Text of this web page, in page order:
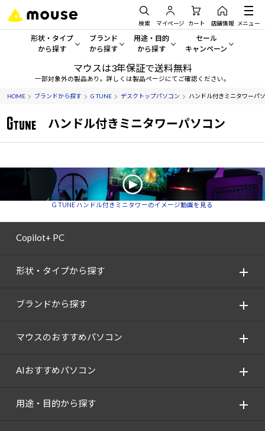
検索 マイページ カート 店舗情報 メニュー
形状・タイプ
から探す
形状・タイプから探す をすべてみる
デスクトップPC
ノートPC
サーバー
ディスプレイ
Windows 11| Copilot+ PC
ブランド
から探す
mouse
G TUNE
NEXTGEAR
MousePro
用途・目的
から探す
一般向けパソコン
ゲーミングPC・ゲーム向けパソコン
クリエイティブ向け
学習向けパソコン
セール
キャンペーン
セール・キャンペー
期間限定セール
おすすめ目玉パソコン
今イチオシのパソコンをピ
マウスは3年保証で送料無料
一部対象外の製品あり。詳しくは製品ページにてご確認ください。
HOME ブランドから探す G TUNE デスクトップパソコン ハンドル付きミニタワーパ
ハンドル付きミニタワーパソコン
G TUNE ハンドル付きミニタワーのイメージ動画を見る
Copilot+ PC
形状・タイプから探す
ブランドから探す
マウスのおすすめパソコン
AIおすすめパソコン
用途・目的から探す